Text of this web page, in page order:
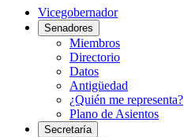
Vicegobernador
Senadores
Miembros
Directorio
Datos
Antigüedad
¿Quién me representa?
Plano de Asientos
Secretaría